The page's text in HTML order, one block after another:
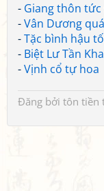
- Giang thôn tức
-Vân Dương
-Tặc bình hậu
- Biệt Lư Tần
-Vịnh cổ tự hoa
Đăng bởi tôn tiền